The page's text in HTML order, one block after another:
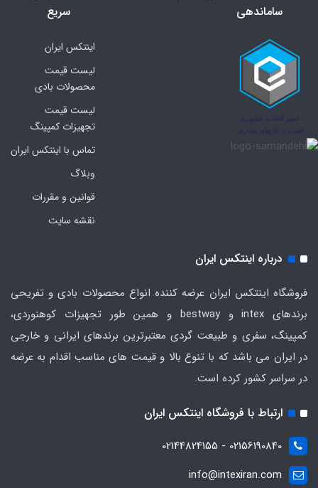
ساماندهی
سریع
اینتکس ایران
لیست قیمت
محصولات بادی
لیست قیمت
تجهیزات کمپینگ
تماس با اینتکس ایران
وبلاگ
قوانین و مقررات
نقشه سایت
درباره اینتکس ایران
فروشگاه اینتکس ایران عرضه کننده انواع محصولات بادی و تفریحی
برندهای intex و bestway و همین طور تجهیزات کوهنوردی،
کمپینگ، سفری و طبیعت گردی معتبرترین برندهای ایرانی و خارجی
در ایران می باشد که با تنوع بالا و قیمت های مناسب اقدام به عرضه
در سراسر کشور کرده است.
ارتباط با فروشگاه اینتکس ایران
02156190840 - 02144824155
info@intexiran.com